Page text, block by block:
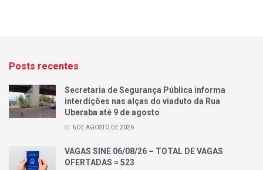
Posts recentes
Secretaria de Segurança Pública informa
interdições nas alças do viaduto da Rua
Uberaba até 9 de agosto
6 DE AGOSTO DE 2026
VAGAS SINE 06/08/26 – TOTAL DE VAGAS
OFERTADAS = 523